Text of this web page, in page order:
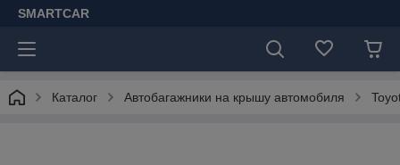
SMARTCAR
Каталог Автобагажники на крышу автомобиля